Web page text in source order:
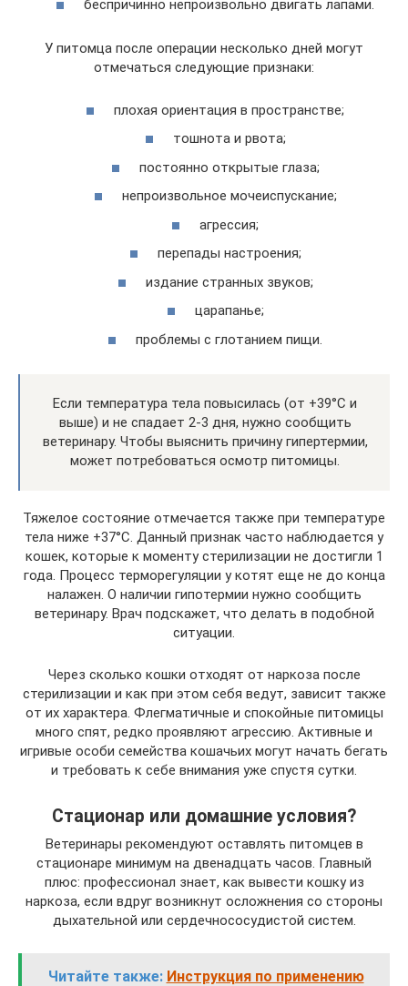
беспричинно непроизвольно двигать лапами.
У питомца после операции несколько дней могут
отмечаться следующие признаки:
плохая ориентация в пространстве;
тошнота и рвота;
постоянно открытые глаза;
непроизвольное мочеиспускание;
агрессия;
перепады настроения;
издание странных звуков;
царапанье;
проблемы с глотанием пищи.
Если температура тела повысилась (от +39°C и
выше) и не спадает 2-3 дня, нужно сообщить
ветеринару. Чтобы выяснить причину гипертермии,
может потребоваться осмотр питомицы.
Тяжелое состояние отмечается также при температуре
тела ниже +37°C. Данный признак часто наблюдается у
кошек, которые к моменту стерилизации не достигли 1
года. Процесс терморегуляции у котят еще не до конца
налажен. О наличии гипотермии нужно сообщить
ветеринару. Врач подскажет, что делать в подобной
ситуации.
Через сколько кошки отходят от наркоза после
стерилизации и как при этом себя ведут, зависит также
от их характера. Флегматичные и спокойные питомицы
много спят, редко проявляют агрессию. Активные и
игривые особи семейства кошачьих могут начать бегать
и требовать к себе внимания уже спустя сутки.
Стационар или домашние условия?
Ветеринары рекомендуют оставлять питомцев в
стационаре минимум на двенадцать часов. Главный
плюс: профессионал знает, как вывести кошку из
наркоза, если вдруг возникнут осложнения со стороны
дыхательной или сердечнососудистой систем.
Читайте также: Инструкция по применению